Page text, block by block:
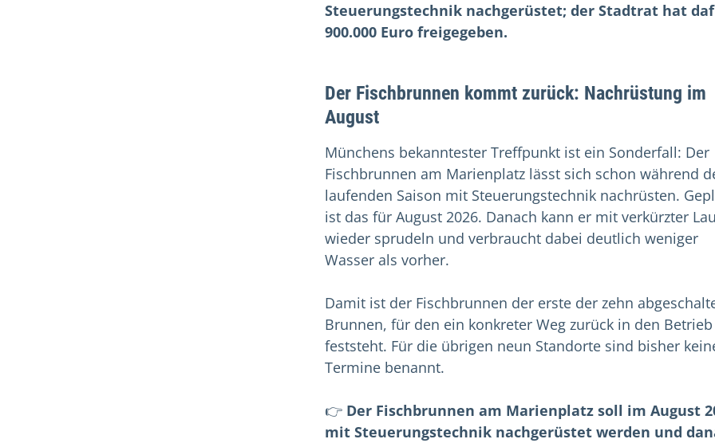
Steuerungstechnik nachgerüstet; der Stadtrat hat
900.000 Euro freigegeben.
Der Fischbrunnen kommt zurück: Nachrüstung im
August
Münchens bekanntester Treffpunkt ist ein Sonderfall: Der
Fischbrunnen am Marienplatz lässt sich schon während
laufenden Saison mit Steuerungstechnik nachrüsten.
ist das für August 2026. Danach kann er mit verkürzter
wieder sprudeln und verbraucht dabei deutlich weniger
Wasser als vorher.
Damit ist der Fischbrunnen der erste der zehn
Brunnen, für den ein konkreter Weg zurück in den Betrieb
feststeht. Für die übrigen neun Standorte sind bisher
Termine benannt.
👉 Der Fischbrunnen am Marienplatz soll im August
mit Steuerungstechnik nachgerüstet werden und